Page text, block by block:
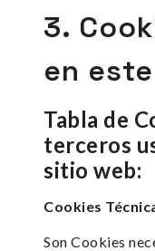
3.
en
Tabla de
terceros
sitio web:
Cookies
Son Cookies